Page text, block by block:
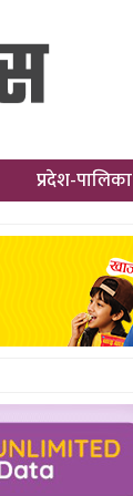
प्रदेश-पालिका